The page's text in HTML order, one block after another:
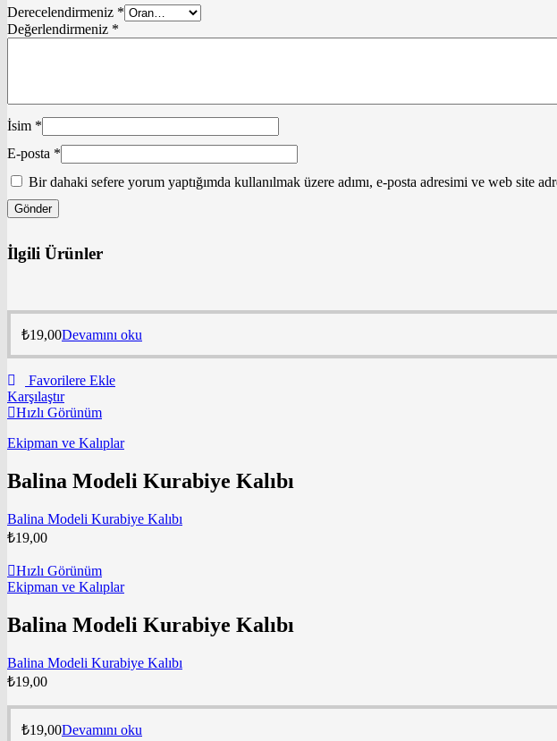
Derecelendirmeniz *
Değerlendirmeniz *
İsim *
E-posta *
Bir dahaki sefere yorum yaptığımda kullanılmak üzere adımı, e-posta adresimi ve web site
İlgili Ürünler
₺19,00Devamını oku
Favorilere Ekle
Karşılaştır
Hızlı Görünüm
Ekipman ve Kalıplar
Balina Modeli Kurabiye Kalıbı
Balina Modeli Kurabiye Kalıbı
₺19,00
Hızlı Görünüm
Ekipman ve Kalıplar
Balina Modeli Kurabiye Kalıbı
Balina Modeli Kurabiye Kalıbı
₺19,00
₺19,00Devamını oku